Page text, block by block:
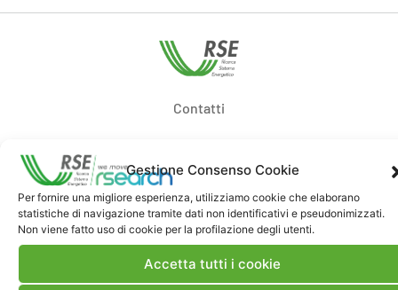
Gestione Consenso Cookie
Per fornire una migliore esperienza, utilizziamo cookie che elaborano
statistiche di navigazione tramite dati non identificativi e pseudonimizzati.
Non viene fatto uso di cookie per la profilazione degli utenti.
Accetta tutti i cookie
Contatti
Note Legali
Dove siamo
Bandi di gara e contratti